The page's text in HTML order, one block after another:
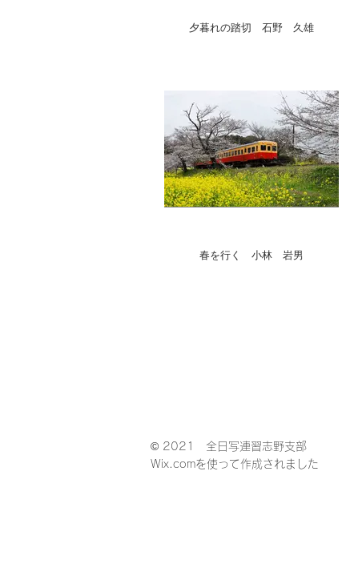
夕暮れの踏切 石野 久雄
春を行く 小林 岩男
© 2021 全日写連習志野支部
Wix.comを使って作成されました